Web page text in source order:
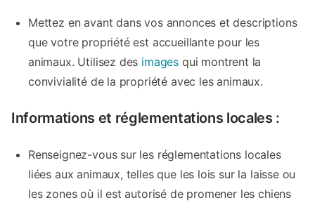
Mettez en avant dans vos annonces et descriptions
que votre propriété est accueillante pour les
animaux. Utilisez des images qui montrent la
convivialité de la propriété avec les animaux.
Informations et réglementations locales :
Renseignez-vous sur les réglementations locales
liées aux animaux, telles que les lois sur la laisse ou
les zones où il est autorisé de promener les chiens